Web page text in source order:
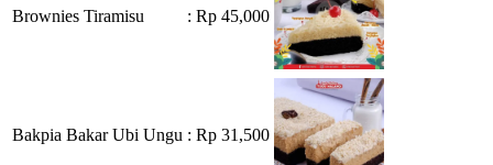
Brownies Tiramisu : Rp 45,000
Bakpia Bakar Ubi Ungu : Rp 31,500